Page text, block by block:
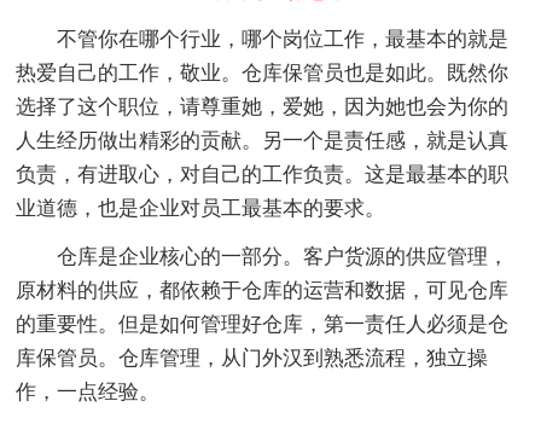
不管你在哪个行业，哪个岗位工作，最基本的就是
热爱自己的工作，敬业。仓库保管员也是如此。既然你
选择了这个职位，请尊重她，爱她，因为她也会为你的
人生经历做出精彩的贡献。另一个是责任感，就是认真
负责，有进取心，对自己的工作负责。这是最基本的职
业道德，也是企业对员工最基本的要求。
仓库是企业核心的一部分。客户货源的供应管理，
原材料的供应，都依赖于仓库的运营和数据，可见仓库
的重要性。但是如何管理好仓库，第一责任人必须是仓
库保管员。仓库管理，从门外汉到熟悉流程，独立操
作，一点经验。